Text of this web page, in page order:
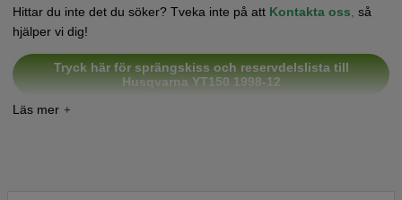
Hittar du inte det du söker? Tveka inte på att Kontakta oss så
hjälper vi dig!
Tryck här för sprängskiss och reservdelslista till
Husqvarna YT150 1998-12